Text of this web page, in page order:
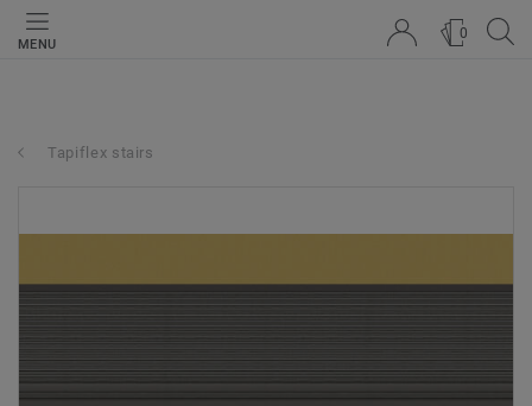
MENU
0
Tapiflex stairs